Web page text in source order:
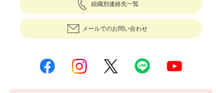
組織別連絡先一覧
メールでのお問い合わせ